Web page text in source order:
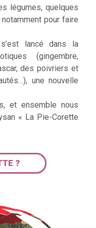
légumes, quelques
pour faire
lancé dans la
(gingembre,
des poivriers et
une nouvelle
et ensemble nous
« La Pie-Corette
?